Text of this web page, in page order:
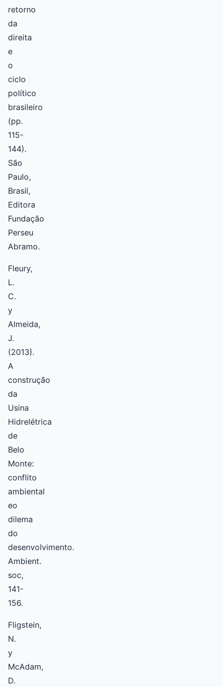
retorno
da
direita
e
o
ciclo
político
brasileiro
(pp.
115-
144).
São
Paulo,
Brasil,
Editora
Fundação
Perseu
Abramo.
Fleury,
L.
C.
y
Almeida,
J.
(2013).
A
construção
da
Usina
Hidrelétrica
de
Belo
Monte:
conflito
ambiental
eo
dilema
do
desenvolvimento.
Ambient.
soc,
141-
156.
Fligstein,
N.
y
McAdam,
D.